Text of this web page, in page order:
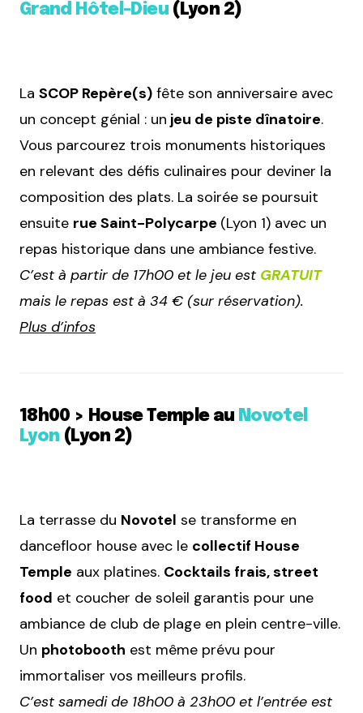
Grand Hôtel-Dieu(Lyon 2)
La SCOP Repère(s) fête son anniversaire avec
un concept génial : un jeu de piste dînatoire.
Vous parcourez trois monuments historiques
en relevant des défis culinaires pour deviner la
composition des plats. La soirée se poursuit
ensuite rue Saint-Polycarpe (Lyon 1) avec un
repas historique dans une ambiance festive.
C’est à partir de 17h00 et le jeu est GRATUIT
mais le repas est à 34 € (sur réservation).
Plus d’infos
18h00 > House Temple au Novotel
Lyon (Lyon 2)
La terrasse du Novotel se transforme en
dancefloor house avec le collectif House
Temple aux platines. Cocktails frais, street
food et coucher de soleil garantis pour une
ambiance de club de plage en plein centre-ville.
Un photobooth est même prévu pour
immortaliser vos meilleurs profils.
C’est samedi de 18h00 à 23h00 et l’entrée est